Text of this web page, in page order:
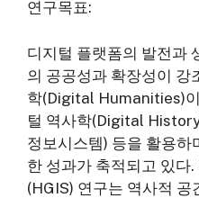
연구목표:
디지털 플랫폼의 발전과
의 공공성과 확장성이 강
학(Digital Humanities)
털 역사학(Digital
정보시스템) 등을 활용하
한 성과가 축적되고 있다
(HGIS) 연구는 역사적 공